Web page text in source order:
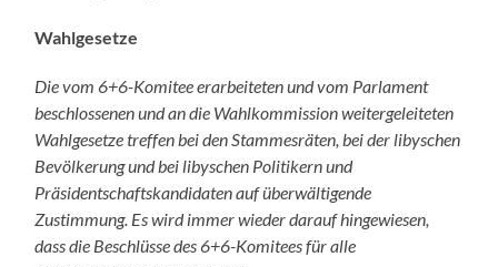
Wahlgesetze
Die vom 6+6-Komitee erarbeiteten und vom Parlament
beschlossenen und an die Wahlkommission weitergeleiteten
Wahlgesetze treffen bei den Stammesräten, bei der libyschen
Bevölkerung und bei libyschen Politikern und
Präsidentschaftskandidaten auf überwältigende
Zustimmung. Es wird immer wieder darauf hingewiesen,
dass die Beschlüsse des 6+6-Komitees für alle